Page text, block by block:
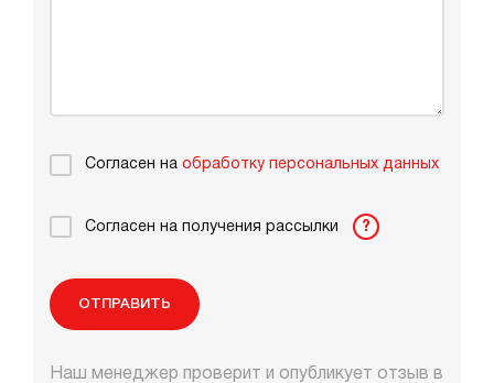
Согласен на обработку персональных данных
Согласен на получения рассылки ?
ОТПРАВИТЬ
Наш менеджер проверит и опубликует отзыв в